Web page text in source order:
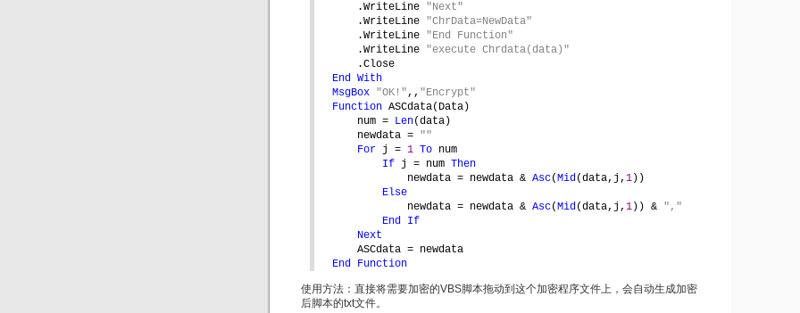
.WriteLine "Next"
.WriteLine "ChrData=NewData"
.WriteLine "End Function"
.WriteLine "execute Chrdata(data)"
.Close
End With
MsgBox "OK!",, "Encrypt"
Function ASCdata(Data)
num = Len(data)
newdata = ""
For j = 1 To num
If j = num Then
newdata = newdata & Asc(Mid(data,j, 1 ))
Else
newdata = newdata & Asc(Mid(data,j, 1 )) & ","
End If
Next
ASCdata = newdata
End Function
使用方法：直接将需要加密的VBS脚本拖动到这个加密程序文件上，会自动生成加密
后脚本的txt文件。